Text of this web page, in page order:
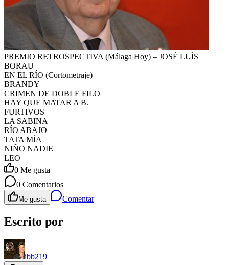
PREMIO RETROSPECTIVA (Málaga Hoy) – JOSÉ LUÍS
BORAU
EN EL RÍO (Cortometraje)
BRANDY
CRIMEN DE DOBLE FILO
HAY QUE MATAR A B.
FURTIVOS
LA SABINA
RÍO ABAJO
TATA MÍA
NIÑO NADIE
LEO
0 Me gusta
0 Comentarios
Me gusta Comentar
Escrito por
ibb219